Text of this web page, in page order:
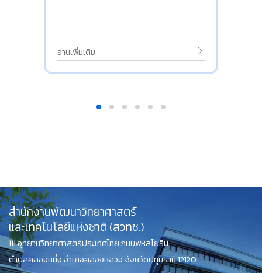
อ่านเพิ่มเติม
สำนักงานพัฒนาวิทยาศาสตร์
และเทคโนโลยีแห่งชาติ (สวทช.)
111 อุทยานวิทยาศาสตร์ประเทศไทย ถนนพหลโยธิน
ตำบลคลองหนึ่ง อำเภอคลองหลวง จังหวัดปทุมธานี 12120